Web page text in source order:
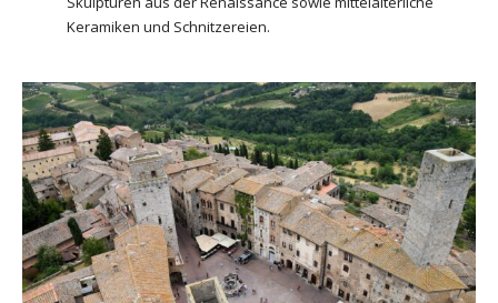
Keramiken und Schnitzereien.